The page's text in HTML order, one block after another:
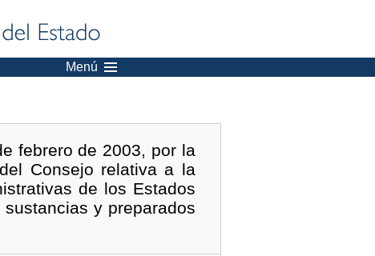
Menú
febrero de 2003, por la
Consejo relativa a la
de los Estados
y preparados